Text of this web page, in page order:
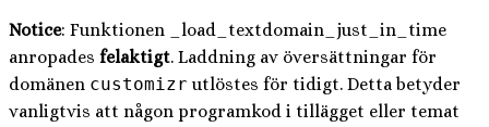
Notice: Funktionen _load_textdomain_just_in_time
anropades felaktigt. Laddning av översättningar för
domänen customizr utlöstes för tidigt. Detta betyder
vanligtvis att någon programkod i tillägget eller temat